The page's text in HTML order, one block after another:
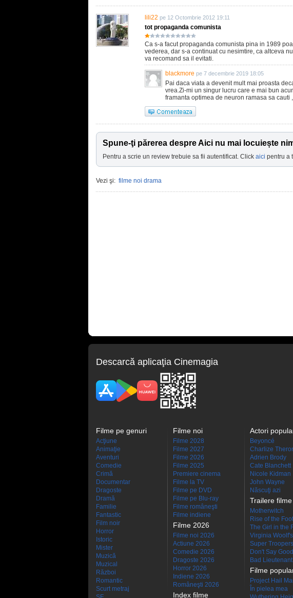
lili22 pe 12 Octombrie 2012 19:11
tot propaganda comunista
Ca s-a facut propaganda comunista pina in 1989
vederea, dar s-a continuat cu nesimtire, ca altceva
va recomand sa il evitati.
blackmore pe 7 decembrie 2019 18:05
Pai daca viata a devenit mult mai proasta
vrea.Zi-mi un singur lucru care e mai bun
framanta optimea de neuron ramasa sa cauti
Spune-ţi părerea despre Aici nu mai locuiește
Pentru a scrie un review trebuie sa fii autentificat. Click aici pentru a
Vezi şi: filme noi drama
Descarcă aplicaţia Cinemagia
Filme pe genuri
Acţiune
Animaţie
Aventuri
Comedie
Crimă
Documentar
Dragoste
Dramă
Familie
Fantastic
Film noir
Horror
Istoric
Mister
Muzică
Muzical
Război
Romantic
Scurt metraj
Filme noi
Filme 2028
Filme 2027
Filme 2026
Filme 2025
Premiere cinema
Filme la TV
Filme pe DVD
Filme pe Blu-ray
Filme româneşti
Filme indiene
Filme 2026
Filme noi 2026
Actiune 2026
Comedie 2026
Dragoste 2026
Horror 2026
Indiene 2026
Româneşti 2026
Index filme
Actori
Beyoncé
Charlize
Adrien Brody
Cate Blanchett
Nicole Kidman
John Wayne
Născuţi azi
Trailere filme
Motherwitch
Rise of the
The Girl in the
Virginia
Super
Don't Say
Bad
Filme
Project Hail
În pielea mea